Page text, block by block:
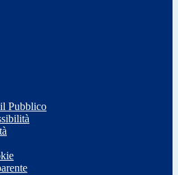
Pubblico